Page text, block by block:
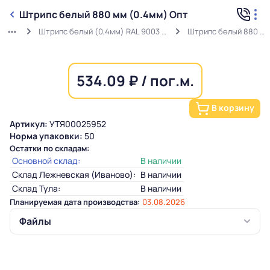
Штрипс белый 880 мм (0.4мм) Опт
Штрипс белый (0,4мм) RAL 9003 ГОСТ в защитной пленке Штрипс белый 880 мм (0.4мм) Опт
534.09 ₽ / пог.м.
В корзину
Артикул: УТЯ00025952
Норма упаковки: 50
Остатки по складам:
Основной склад:
В наличии
Склад Лежневская (Иваново): В наличии
Склад Тула:
В наличии
Планируемая дата производства: 03.08.2026
Файлы